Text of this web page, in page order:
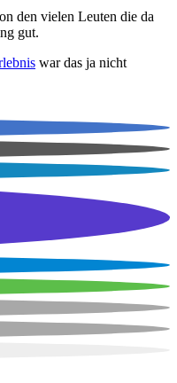
den vielen Leuten die da
gut.
war das ja nicht